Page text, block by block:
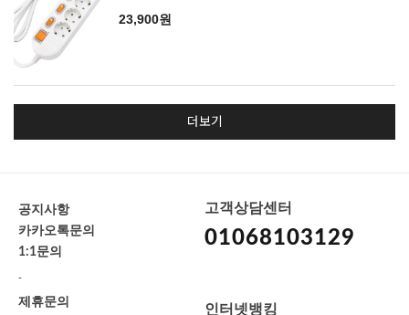
23,900원
더보기
공지사항
카카오톡문의
1:1문의
-
제휴문의
고객상담센터
01068103129
인터넷뱅킹